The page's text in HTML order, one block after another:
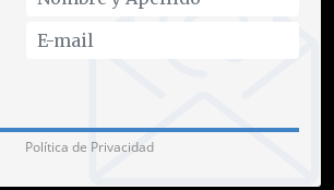
Política de Privacidad